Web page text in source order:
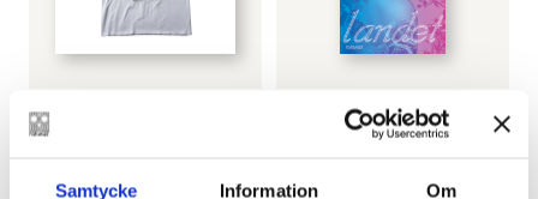
Samtycke Information Om
EDITH HAMMAR
Homo Line – t-skjorta
HENNA JOHANSDOTTER
Sömnlandet